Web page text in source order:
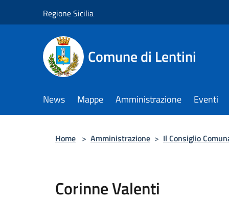
Regione Sicilia
Comune di Lentini
News Mappe Amministrazione Eventi
Home > Amministrazione > Il Consiglio
Corinne Valenti